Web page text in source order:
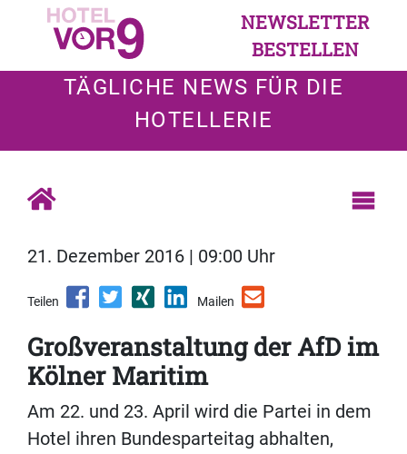
NEWSLETTER
BESTELLEN
TÄGLICHE NEWS FÜR DIE
HOTELLERIE
21. Dezember 2016 | 09:00 Uhr
Teilen Mailen
Großveranstaltung der AfD im
Kölner Maritim
Am 22. und 23. April wird die Partei in dem
Hotel ihren Bundesparteitag abhalten,